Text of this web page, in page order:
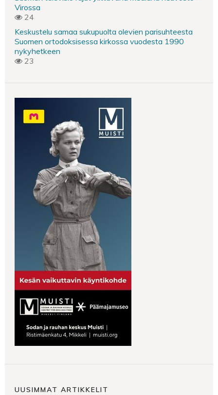
Virossa
24
Keskustelu samaa sukupuolta olevien parisuhteesta
Suomen ortodoksisessa kirkossa vuodesta 1990
nykyhetkeen
23
UUSIMMAT ARTIKKELIT